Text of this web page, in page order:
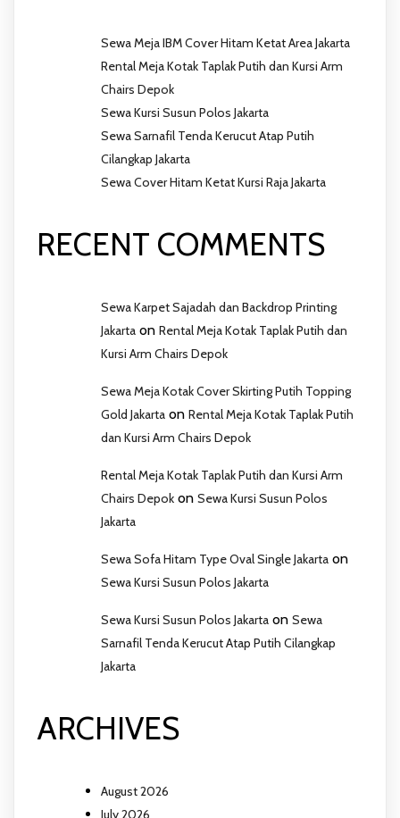
Sewa Meja IBM Cover Hitam Ketat Area Jakarta
Rental Meja Kotak Taplak Putih dan Kursi Arm
Chairs Depok
Sewa Kursi Susun Polos Jakarta
Sewa Sarnafil Tenda Kerucut Atap Putih
Cilangkap Jakarta
Sewa Cover Hitam Ketat Kursi Raja Jakarta
RECENT COMMENTS
Sewa Karpet Sajadah dan Backdrop Printing
Jakarta on Rental Meja Kotak Taplak Putih dan
Kursi Arm Chairs Depok
Sewa Meja Kotak Cover Skirting Putih Topping
Gold Jakarta on Rental Meja Kotak Taplak Putih
dan Kursi Arm Chairs Depok
Rental Meja Kotak Taplak Putih dan Kursi Arm
Chairs Depok on Sewa Kursi Susun Polos
Jakarta
Sewa Sofa Hitam Type Oval Single Jakarta on
Sewa Kursi Susun Polos Jakarta
Sewa Kursi Susun Polos Jakarta on Sewa
Sarnafil Tenda Kerucut Atap Putih Cilangkap
Jakarta
ARCHIVES
August 2026
July 2026